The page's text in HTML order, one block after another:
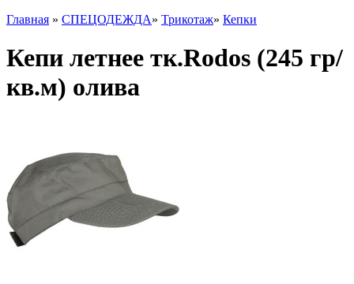
Главная » СПЕЦОДЕЖДА» Трикотаж» Кепки
Кепи летнее тк.Rodos (245 гр/
кв.м) олива